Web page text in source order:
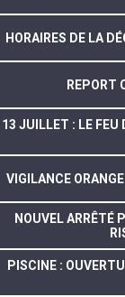
HORAIRES DE LA
REPORT
13 JUILLET : LE FEU
VIGILANCE
NOUVEL ARRÊTÉ
PISCINE :